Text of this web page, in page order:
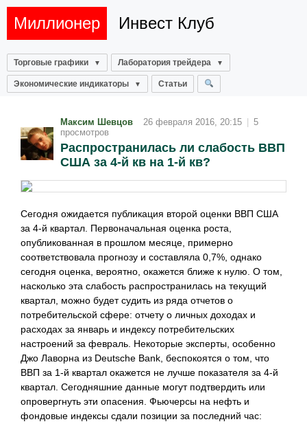
Миллионер Инвест Клуб
Торговые графики Лаборатория трейдера
Экономические индикаторы Статьи
Максим Шевцов 26 февраля 2016, 20:15
5
просмотров
Распространилась ли слабость ВВП
США за 4-й кв на 1-й кв?
Сегодня ожидается публикация второй оценки ВВП США
за 4-й квартал. Первоначальная оценка роста,
опубликованная в прошлом месяце, примерно
соответствовала прогнозу и составляла 0,7%, однако
сегодня оценка, вероятно, окажется ближе к нулю. О том,
насколько эта слабость распространилась на текущий
квартал, можно будет судить из ряда отчетов о
потребительской сфере: отчету о личных доходах и
расходах за январь и индексу потребительских
настроений за февраль. Некоторые эксперты, особенно
Джо Лаворна из Deutsche Bank, беспокоятся о том, что
ВВП за 1-й квартал окажется не лучше показателя за 4-й
квартал. Сегодняшние данные могут подтвердить или
опровергнуть эти опасения. Фьючерсы на нефть и
фондовые индексы сдали позиции за последний час: